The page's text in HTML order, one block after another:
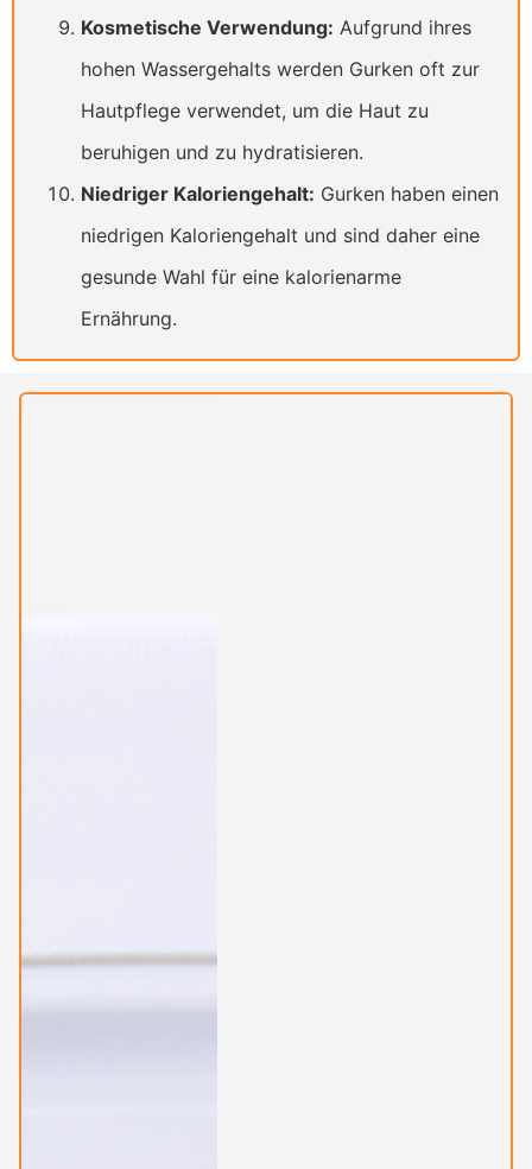
Kosmetische Verwendung: Aufgrund ihres
hohen Wassergehalts werden Gurken oft zur
Hautpflege verwendet, um die Haut zu
beruhigen und zu hydratisieren.
Niedriger Kaloriengehalt: Gurken haben einen
niedrigen Kaloriengehalt und sind daher eine
gesunde Wahl für eine kalorienarme
Ernährung.